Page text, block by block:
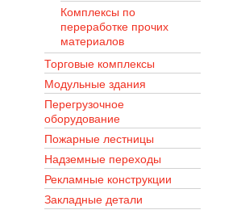
Комплексы по
переработке прочих
материалов
Торговые комплексы
Модульные здания
Перегрузочное
оборудование
Пожарные лестницы
Надземные переходы
Рекламные конструкции
Закладные детали